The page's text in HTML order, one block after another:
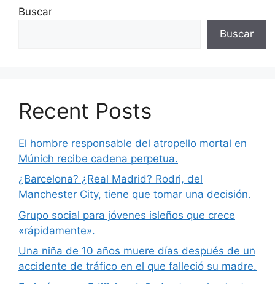
Buscar
Buscar
Recent Posts
El hombre responsable del atropello mortal en
Múnich recibe cadena perpetua.
¿Barcelona? ¿Real Madrid? Rodri, del
Manchester City, tiene que tomar una decisión.
Grupo social para jóvenes isleños que crece
«rápidamente».
Una niña de 10 años muere días después de un
accidente de tráfico en el que falleció su madre.